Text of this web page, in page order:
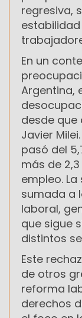
regresiva,
En un
Argentina,
desde que
Javier
pasó del
más de
empleo.
sumada a
laboral,
que sigue
distintos
Este
de otros
reforma
derechos